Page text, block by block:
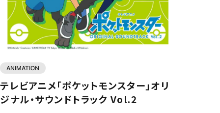
ANIMATION
テレビアニメ「ポケットモンスター」オリ
ジナル・サウンドトラック Vol.2